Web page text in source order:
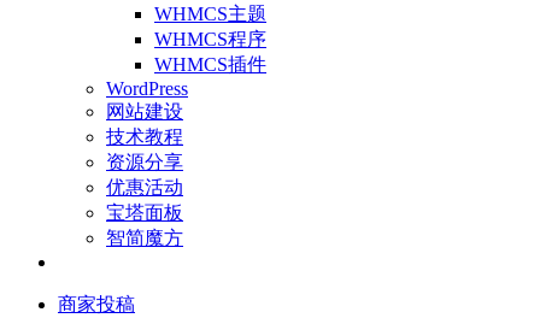
WHMCS主题
WHMCS程序
WHMCS插件
WordPress
网站建设
技术教程
资源分享
优惠活动
宝塔面板
智简魔方
商家投稿